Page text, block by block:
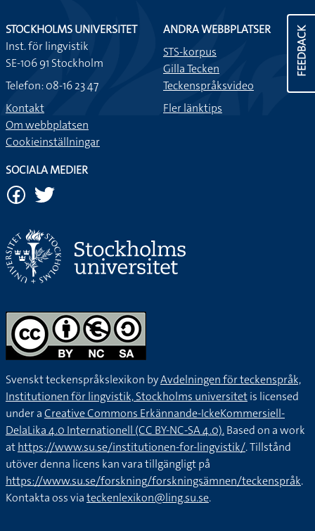
FEEDBACK
STOCKHOLMS UNIVERSITET
Inst. för lingvistik
SE-106 91 Stockholm
Telefon: 08-16 23 47
Kontakt
Om webbplatsen
Cookieinställningar
ANDRA WEBBPLATSER
STS-korpus
Gilla Tecken
Teckenspråksvideo
Fler länktips
SOCIALA MEDIER
Svenskt teckenspråkslexikon byAvdelningen för teckenspråk,
Institutionen för lingvistik, Stockholms universitetis licensed
under aCreative Commons Erkännande-IckeKommersiell-
DelaLika 4.0 Internationell (CC BY-NC-SA 4.0).Based on a work
athttps://www.su.se/institutionen-for-lingvistik/. Tillstånd
utöver denna licens kan vara tillgängligt på
https://www.su.se/forskning/forskningsämnen/teckenspråk.
Kontakta oss viateckenlexikon@ling.su.se.